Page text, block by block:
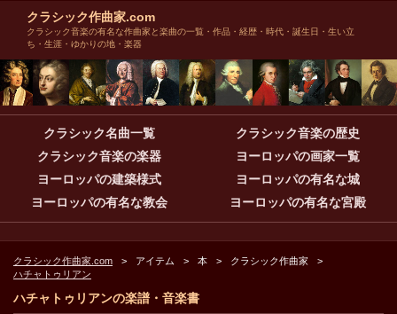
クラシック作曲家.com
クラシック音楽の有名な作曲家と楽曲の一覧・作品・経歴・時代・誕生日・生い立
ち・生涯・ゆかりの地・楽器
クラシック名曲一覧
クラシック音楽の歴史
クラシック音楽の楽器
ヨーロッパの画家一覧
ヨーロッパの建築様式
ヨーロッパの有名な城
ヨーロッパの有名な教会
ヨーロッパの有名な宮殿
クラシック作曲家.com アイテム 本
クラシック作曲家
ハチャトゥリアン
ハチャトゥリアンの楽譜・音楽書